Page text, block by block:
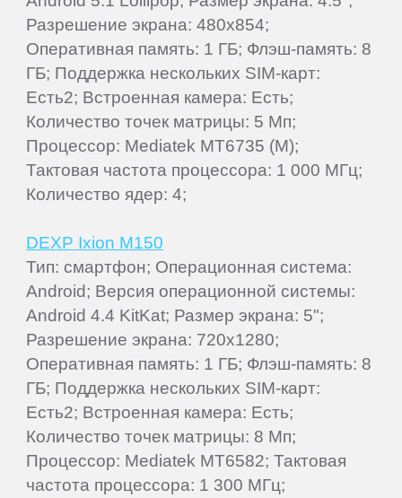
Разрешение экрана: 480x854;
Оперативная память: 1 ГБ; Флэш-память: 8
ГБ; Поддержка нескольких SIM-карт:
Есть2; Встроенная камера: Есть;
Количество точек матрицы: 5 Мп;
Процессор: Mediatek MT6735 (M);
Тактовая частота процессора: 1 000 МГц;
Количество ядер: 4;
DEXP Ixion M150
Тип: смартфон; Операционная система:
Android; Версия операционной системы:
Android 4.4 KitKat; Размер экрана: 5";
Разрешение экрана: 720x1280;
Оперативная память: 1 ГБ; Флэш-память: 8
ГБ; Поддержка нескольких SIM-карт:
Есть2; Встроенная камера: Есть;
Количество точек матрицы: 8 Мп;
Процессор: Mediatek MT6582; Тактовая
частота процессора: 1 300 МГц;